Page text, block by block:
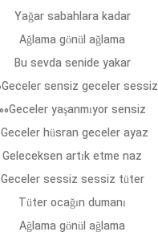
Yağar sabahlara kadar
Ağlama gönül ağlama
Bu sevda senide yakar
000Geceler sensiz geceler sessiz
00Geceler yaşanmıyor sensiz
0Geceler hüsran geceler ayaz
Geleceksen artık etme naz
Geceler sessiz sessiz tüter
Tüter ocağın dumanı
Ağlama gönül ağlama